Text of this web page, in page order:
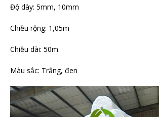
Độ dày: 5mm, 10mm
Chiều rộng: 1,05m
Chiều dài: 50m.
Màu sắc: Trắng, đen